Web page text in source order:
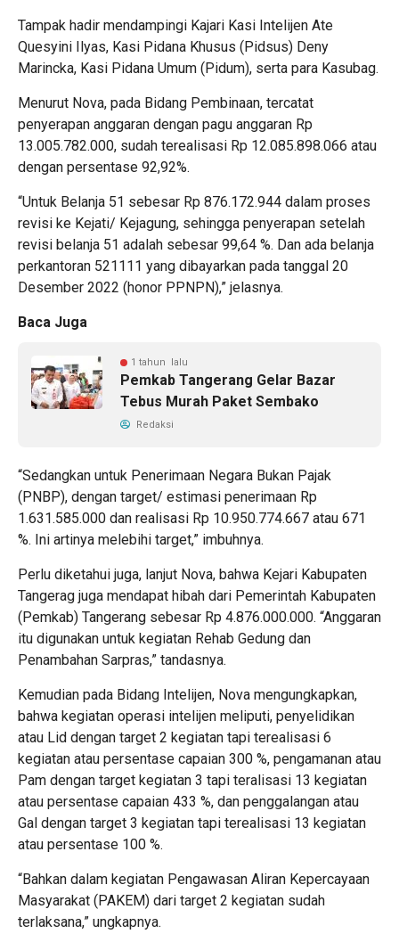
Tampak hadir mendampingi Kajari Kasi Intelijen Ate
Quesyini Ilyas, Kasi Pidana Khusus (Pidsus) Deny
Marincka, Kasi Pidana Umum (Pidum), serta para Kasubag.
Menurut Nova, pada Bidang Pembinaan, tercatat
penyerapan anggaran dengan pagu anggaran Rp
13.005.782.000, sudah terealisasi Rp 12.085.898.066 atau
dengan persentase 92,92%.
“Untuk Belanja 51 sebesar Rp 876.172.944 dalam proses
revisi ke Kejati/ Kejagung, sehingga penyerapan setelah
revisi belanja 51 adalah sebesar 99,64 %. Dan ada belanja
perkantoran 521111 yang dibayarkan pada tanggal 20
Desember 2022 (honor PPNPN),” jelasnya.
Baca Juga
1 tahun lalu
Pemkab Tangerang Gelar Bazar
Tebus Murah Paket Sembako
Redaksi
“Sedangkan untuk Penerimaan Negara Bukan Pajak
(PNBP), dengan target/ estimasi penerimaan Rp
1.631.585.000 dan realisasi Rp 10.950.774.667 atau 671
%. Ini artinya melebihi target,” imbuhnya.
Perlu diketahui juga, lanjut Nova, bahwa Kejari Kabupaten
Tangerag juga mendapat hibah dari Pemerintah Kabupaten
(Pemkab) Tangerang sebesar Rp 4.876.000.000. “Anggaran
itu digunakan untuk kegiatan Rehab Gedung dan
Penambahan Sarpras,” tandasnya.
Kemudian pada Bidang Intelijen, Nova mengungkapkan,
bahwa kegiatan operasi intelijen meliputi, penyelidikan
atau Lid dengan target 2 kegiatan tapi terealisasi 6
kegiatan atau persentase capaian 300 %, pengamanan atau
Pam dengan target kegiatan 3 tapi teralisasi 13 kegiatan
atau persentase capaian 433 %, dan penggalangan atau
Gal dengan target 3 kegiatan tapi terealisasi 13 kegiatan
atau persentase 100 %.
“Bahkan dalam kegiatan Pengawasan Aliran Kepercayaan
Masyarakat (PAKEM) dari target 2 kegiatan sudah
terlaksana,” ungkapnya.